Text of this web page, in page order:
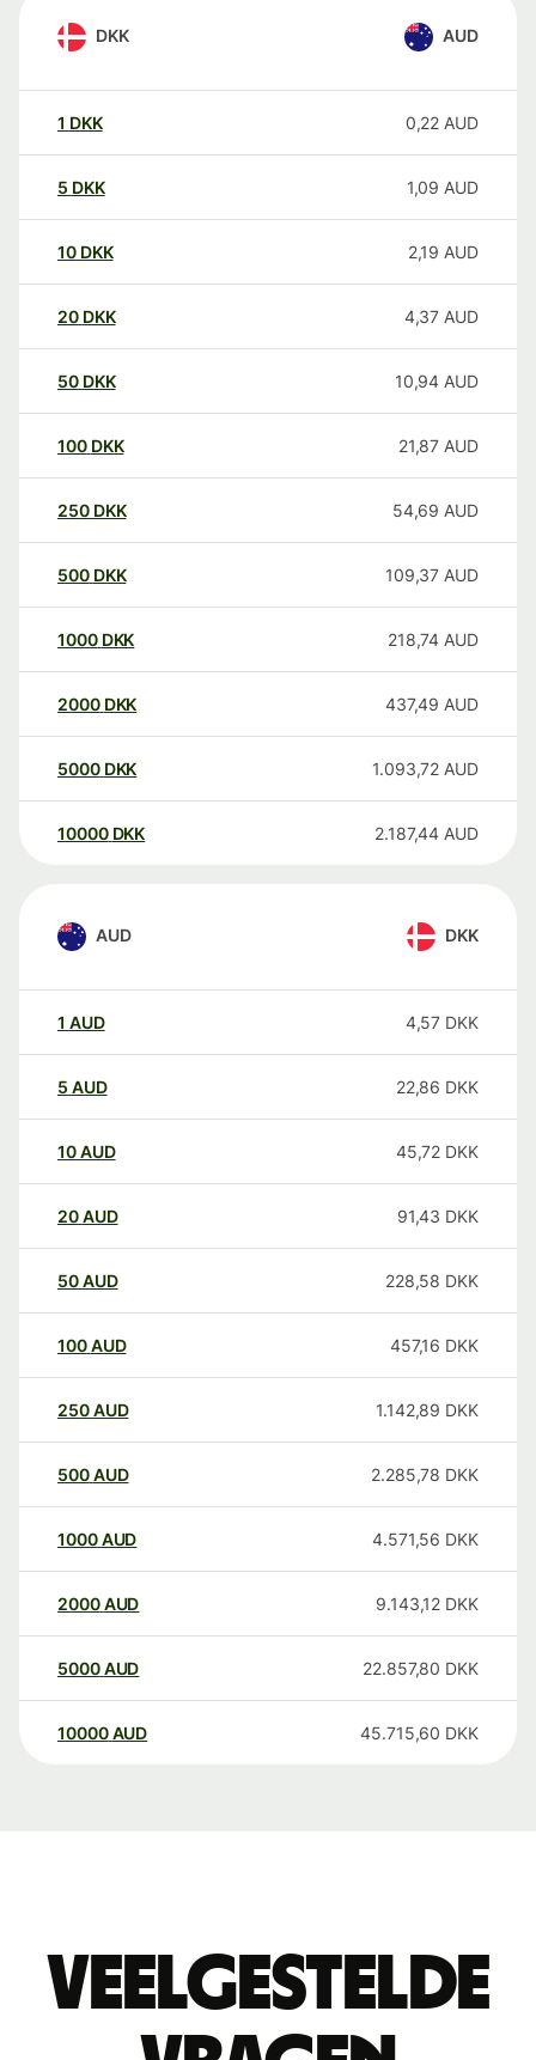
DKK AUD
1 DKK 0,22 AUD
5 DKK 1,09 AUD
10 DKK 2,19 AUD
20 DKK 4,37 AUD
50 DKK 10,94 AUD
100 DKK 21,87 AUD
250 DKK 54,69 AUD
500 DKK 109,37 AUD
1000 DKK 218,74 AUD
2000 DKK 437,49 AUD
5000 DKK 1.093,72 AUD
10000 DKK 2.187,44 AUD
AUD DKK
1 AUD 4,57 DKK
5 AUD 22,86 DKK
10AUD 45,72 DKK
20AUD 91,43 DKK
50AUD 228,58 DKK
100AUD 457,16 DKK
250AUD 1.142,89 DKK
500AUD 2.285,78 DKK
1000AUD 4.571,56 DKK
2000AUD 9.143,12 DKK
5000AUD 22.857,80 DKK
10000 AUD 45.715,60 DKK
Veelgestelde